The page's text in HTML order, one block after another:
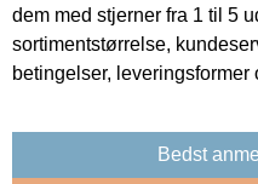
dem med stjerner fra 1 til 5
sortimentstørrelse,
betingelser,
Bedst